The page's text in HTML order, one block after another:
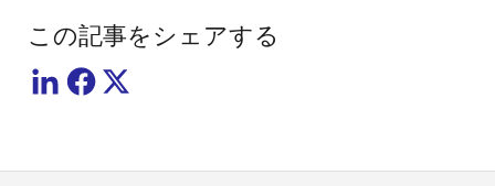
この記事をシェアする